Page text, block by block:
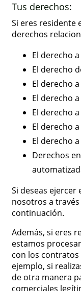
Tus derechos:
Si eres residente
derechos
El derecho
El derecho
El derecho
El derecho
El derecho
El derecho
El derecho
Derechos
Si deseas
nosotros a
continuación.
Además, si eres
estamos
con los
ejemplo, si
de otra manera
comerciales